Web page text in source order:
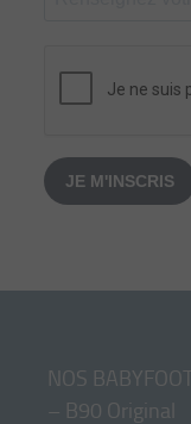
JE M'INSCRIS
NOS
– B90 Original